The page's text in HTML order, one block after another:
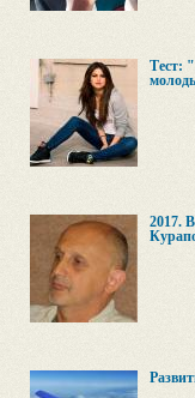
Тест:
2017.